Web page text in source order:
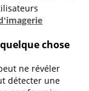
chose
ne révéler
détecter une